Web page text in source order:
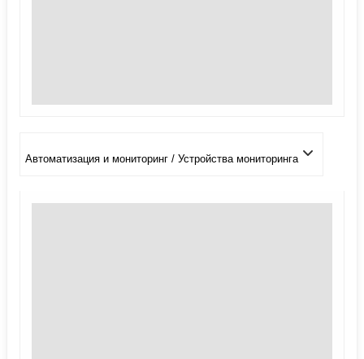
Автоматизация и мониторинг / Устройства мониторинга